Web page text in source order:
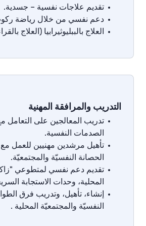
تقديم علاجات نفسية – جسدية.
دعم نفسي من خلال رياضة
العلاج بالببليوثيرابيا (العلاج
التدريب والمرافقة المهنية
تدريب المعالجين على التعامل
الصدمات النفسية.
تأهيل مرشدين مهنيين للعمل مع
الحصانة النفسيّة والمجتمعيّة.
تقديم دعم نفسي لمتطوعي "
المحلية، وحدات الاستجابة
إنشاء، تأهيل، وتدريب فرق
النفسيّة والمجتمعيّة المحلية .